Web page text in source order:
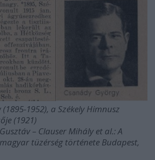
1952), a Székely Himnusz
(1921)
– Clauser Mihály et al.: A
tüzérség története Budapest,